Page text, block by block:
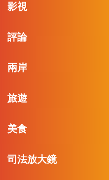
影視
評論
兩岸
旅遊
美食
司法放大鏡